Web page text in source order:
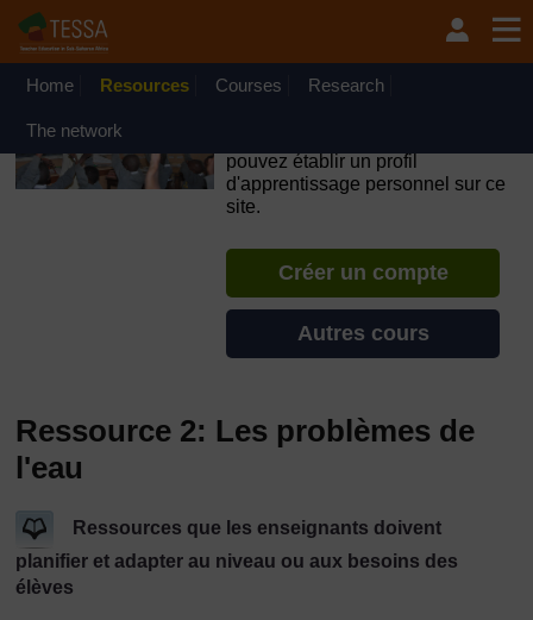
Passer au contenu principal
OpenLearn Create will be unavailable on Wednesday 12
August 2026 from 8am to 10.30am (GMT) due to routine
Home Resources Courses Research
The network
pouvez établir un profil
d'apprentissage personnel sur ce
site.
Créer un compte
Autres cours
Ressource 2: Les problèmes de
l'eau
Ressources que les enseignants doivent
planifier et adapter au niveau ou aux besoins des
élèves